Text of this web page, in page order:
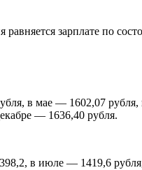
равняется зарплате по
в мае — 1602,07
— 1636,40 рубля.
в июле — 1419,6